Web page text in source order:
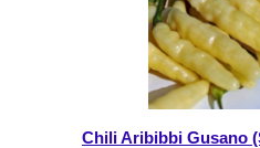
Chili Aribibbi Gusano